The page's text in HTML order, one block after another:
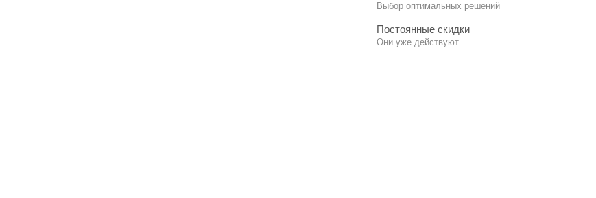
Выбор оптимальных решений
Постоянные скидки
Они уже действуют